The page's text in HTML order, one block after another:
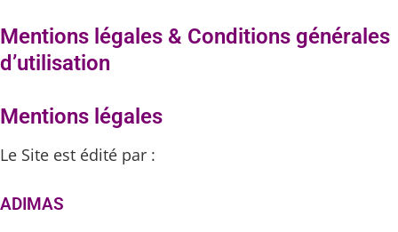
Mentions légales & Conditions générales
d’utilisation
Mentions légales
Le Site est édité par :
ADIMAS